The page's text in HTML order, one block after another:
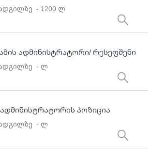
- 1200 ლ
ადმინისტრატორი/ რესეფშენი
- ლ
პოზიცია
- ლ